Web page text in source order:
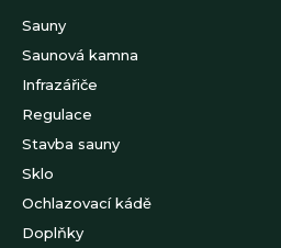
Sauny
Saunová kamna
Infrazářiče
Regulace
Stavba sauny
Sklo
Ochlazovací kádě
Doplňky